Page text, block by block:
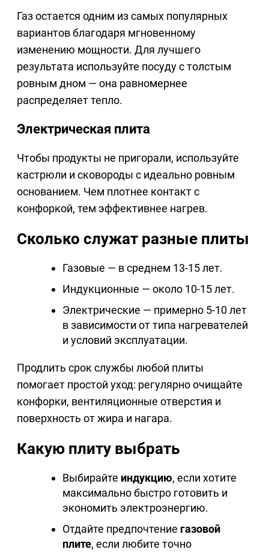
Газ остается одним из самых популярных
вариантов благодаря мгновенному
изменению мощности. Для лучшего
результата используйте посуду с толстым
ровным дном — она равномернее
распределяет тепло.
Электрическая плита
Чтобы продукты не пригорали, используйте
кастрюли и сковороды с идеально ровным
основанием. Чем плотнее контакт с
конфоркой, тем эффективнее нагрев.
Сколько служат разные плиты
Газовые — в среднем 13-15 лет.
Индукционные — около 10-15 лет.
Электрические — примерно 5-10 лет
в зависимости от типа нагревателей
и условий эксплуатации.
Продлить срок службы любой плиты
помогает простой уход: регулярно очищайте
конфорки, вентиляционные отверстия и
поверхность от жира и нагара.
Какую плиту выбрать
Выбирайте индукцию, если хотите
максимально быстро готовить и
экономить электроэнергию.
Отдайте предпочтение газовой
плите, если любите точно